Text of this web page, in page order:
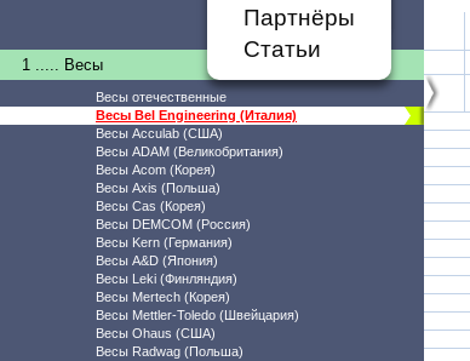
Партнёры
Статьи
1 ..... Весы
Весы отечественные
Весы Bel Engineering (Италия)
Весы Acculab (США)
Весы ADAM (Великобритания)
Весы Acom (Корея)
Весы Axis (Польша)
Весы Cas (Корея)
Весы DEMCOM (Россия)
Весы Kern (Германия)
Весы A&D (Япония)
Весы Leki (Финляндия)
Весы Mertech (Корея)
Весы Mettler-Toledo (Швейцария)
Весы Ohaus (США)
Весы Radwag (Польша)